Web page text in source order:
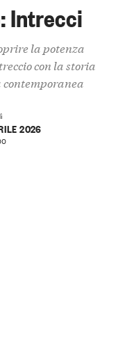
Intrecci
la potenza
con la storia
2026